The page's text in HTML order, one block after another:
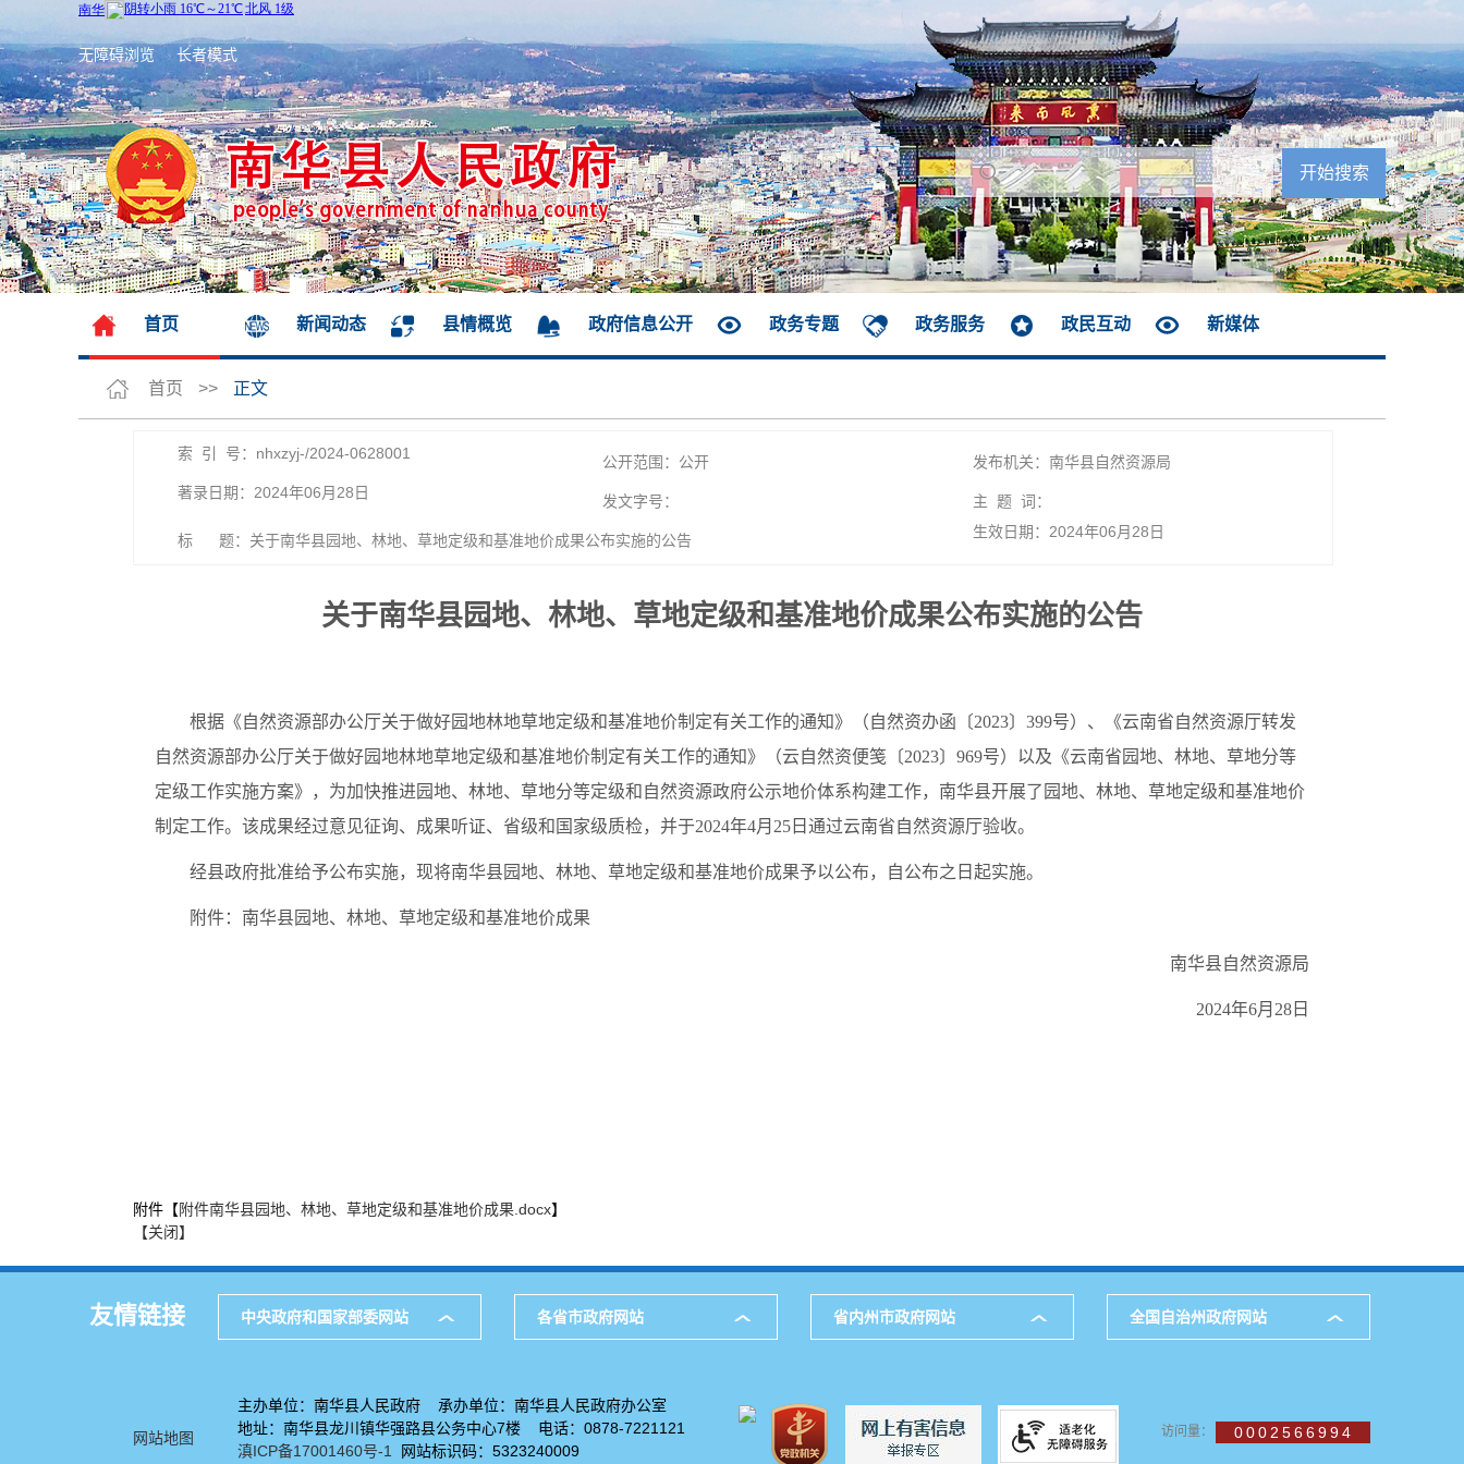
无障碍浏览 长者模式
首页 新闻动态 县情概览 政府信息公开 政务专题 政务服务 政民互动 新媒体
首页 >> 正文
索 引 号：nhxzyj-/2024-0628001 公开范围：公开
发布机关：南华县自然资源局
著录日期：2024年06月28日
发文字号： 主 题 词：
标 题：关于南华县园地、林地、草地定级和基准地价成果公布实施的公告 生效日期：2024年06月28日
关于南华县园地、林地、草地定级和基准地价成果公布实施的公告
根据《自然资源部办公厅关于做好园地林地草地定级和基准地价制定有关工作的通知》（自然资办函〔2023〕399号）、《云南省自然资源厅转发
自然资源部办公厅关于做好园地林地草地定级和基准地价制定有关工作的通知》（云自然资便笺〔2023〕969号）以及《云南省园地、林地、草地分等
定级工作实施方案》，为加快推进园地、林地、草地分等定级和自然资源政府公示地价体系构建工作，南华县开展了园地、林地、草地定级和基准地价
制定工作。该成果经过意见征询、成果听证、省级和国家级质检，并于2024年4月25日通过云南省自然资源厅验收。
经县政府批准给予公布实施，现将南华县园地、林地、草地定级和基准地价成果予以公布，自公布之日起实施。
附件：南华县园地、林地、草地定级和基准地价成果
南华县自然资源局
2024年6月28日
附件【附件南华县园地、林地、草地定级和基准地价成果.docx】
【关闭】
友情链接 中央政府和国家部委网站 各省市政府网站 省内州市政府网站 全国自治州政府网站
网站地图
主办单位：南华县人民政府 承办单位：南华县人民政府办公室
地址：南华县龙川镇华强路县公务中心7楼 电话：0878-7221121
滇ICP备17001460号-1
网站标识码：5323240009
访问量： 0002566994